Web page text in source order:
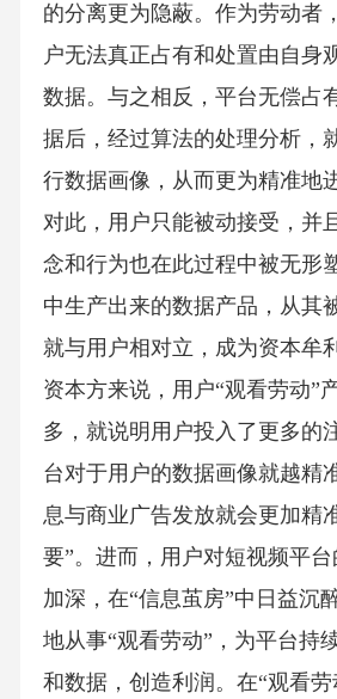
的分离更为隐蔽。作为劳动者
户无法真正占有和处置由自身
数据。与之相反，平台无偿占
据后，经过算法的处理分析，
行数据画像，从而更为精准地
对此，用户只能被动接受，并
念和行为也在此过程中被无形
中生产出来的数据产品，从其
就与用户相对立，成为资本牟
资本方来说，用户“观看劳动”
多，就说明用户投入了更多的
台对于用户的数据画像就越精
息与商业广告发放就会更加精
要”。进而，用户对短视频平
加深，在“信息茧房”中日益沉
地从事“观看劳动”，为平台持
和数据，创造利润。在“观看